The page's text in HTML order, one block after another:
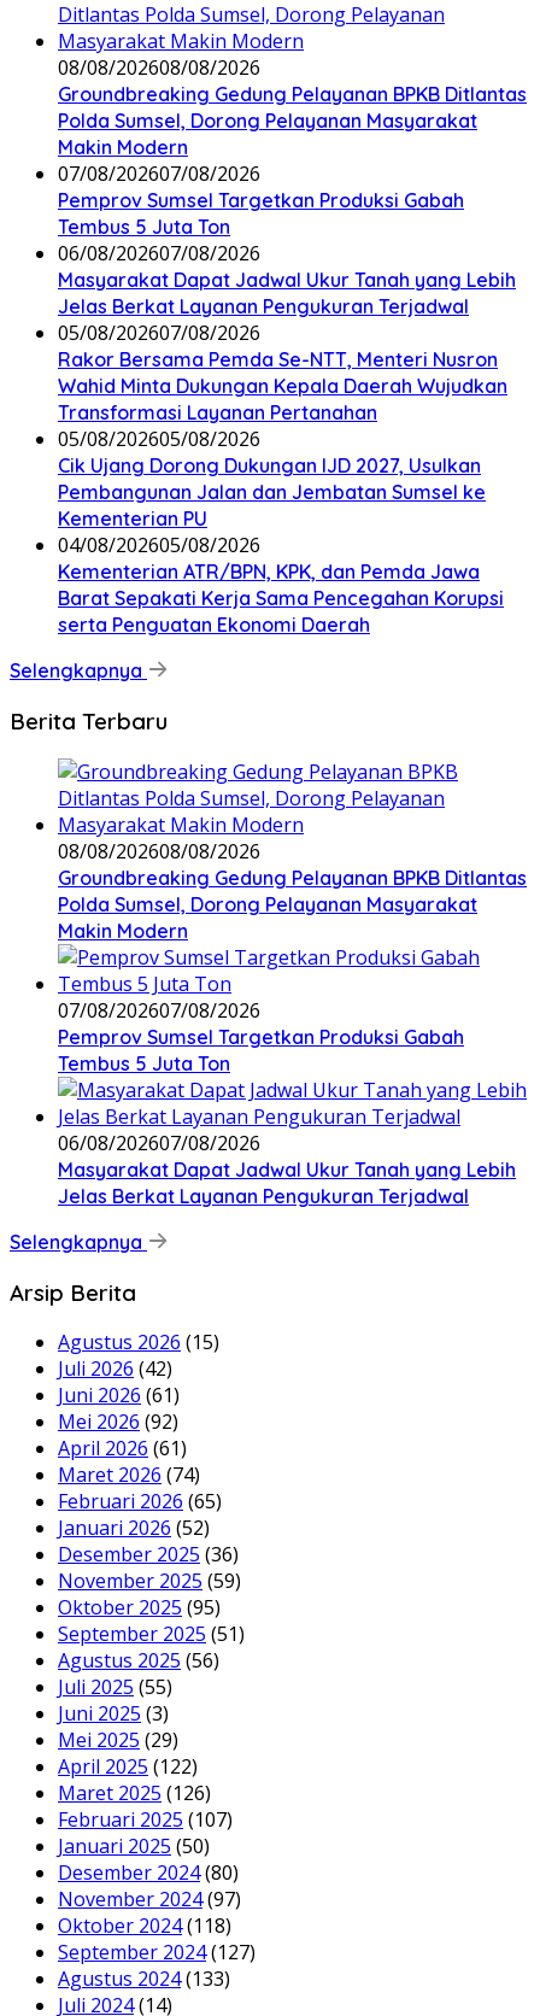
08/08/202608/08/2026
Groundbreaking Gedung Pelayanan BPKB Ditlantas
Polda Sumsel, Dorong Pelayanan Masyarakat
Makin Modern
07/08/202607/08/2026
Pemprov Sumsel Targetkan Produksi Gabah
Tembus 5 Juta Ton
06/08/202607/08/2026
Masyarakat Dapat Jadwal Ukur Tanah yang Lebih
Jelas Berkat Layanan Pengukuran Terjadwal
05/08/202607/08/2026
Rakor Bersama Pemda Se-NTT, Menteri Nusron
Wahid Minta Dukungan Kepala Daerah Wujudkan
Transformasi Layanan Pertanahan
05/08/202605/08/2026
Cik Ujang Dorong Dukungan IJD 2027, Usulkan
Pembangunan Jalan dan Jembatan Sumsel ke
Kementerian PU
04/08/202605/08/2026
Kementerian ATR/BPN, KPK, dan Pemda Jawa
Barat Sepakati Kerja Sama Pencegahan Korupsi
serta Penguatan Ekonomi Daerah
Selengkapnya
Berita Terbaru
08/08/202608/08/2026
Groundbreaking Gedung Pelayanan BPKB Ditlantas
Polda Sumsel, Dorong Pelayanan Masyarakat
Makin Modern
07/08/202607/08/2026
Pemprov Sumsel Targetkan Produksi Gabah
Tembus 5 Juta Ton
06/08/202607/08/2026
Masyarakat Dapat Jadwal Ukur Tanah yang Lebih
Jelas Berkat Layanan Pengukuran Terjadwal
Selengkapnya
Arsip Berita
Agustus 2026 (15)
Juli 2026 (42)
Juni 2026 (61)
Mei 2026 (92)
April 2026 (61)
Maret 2026 (74)
Februari 2026 (65)
Januari 2026 (52)
Desember 2025 (36)
November 2025 (59)
Oktober 2025 (95)
September 2025 (51)
Agustus 2025 (56)
Juli 2025 (55)
Juni 2025 (3)
Mei 2025 (29)
April 2025 (122)
Maret 2025 (126)
Februari 2025 (107)
Januari 2025 (50)
Desember 2024(80)
November 2024(97)
Oktober 2024(118)
September 2024(127)
Agustus 2024(133)
Juli 2024(14)